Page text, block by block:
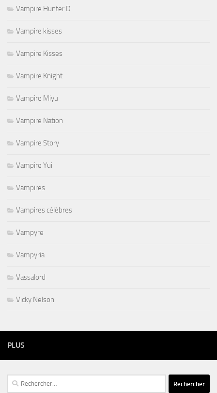
Vampire Hunter D
Vampire kisses
Vampire Kisses
Vampire Knight
Vampire Miyu
Vampire Nation
Vampire Story
Vampire Yui
Vampires
Vampires célèbres
Vampyre
Vampyria
Vassalord
Vicky Nelson
PLUS
Rechercher :